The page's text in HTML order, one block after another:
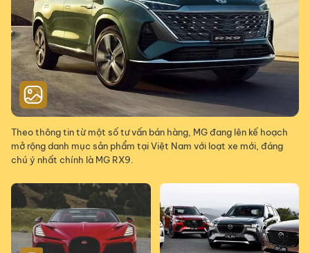
Theo thông tin từ một số tư vấn bán hàng, MG đang lên kế hoạch
mở rộng danh mục sản phẩm tại Việt Nam với loạt xe mới, đáng
chú ý nhất chính là MG RX9.